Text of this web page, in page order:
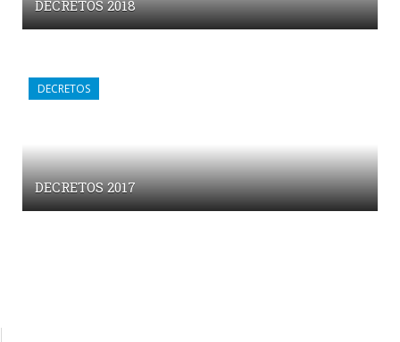
DECRETOS 2018
DECRETOS
DECRETOS 2017